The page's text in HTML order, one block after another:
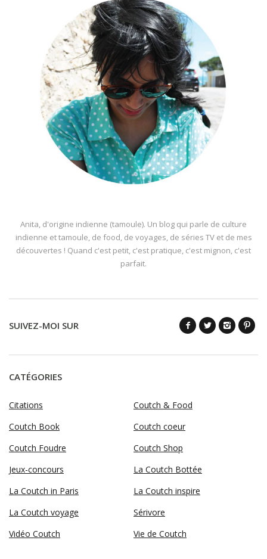
Anita, d'origine indienne (tamoule). Un blog qui parle de culture
indienne et tamoule, de food, de voyages, de séries TV et de mes
découvertes ! Quand c'est petit, c'est pratique, c'est mignon, c'est
parfait.
SUIVEZ-MOI SUR
CATÉGORIES
Citations
Coutch & Food
Coutch Book
Coutch coeur
Coutch Foudre
Coutch Shop
Jeux-concours
La Coutch Bottée
La Coutch in Paris
La Coutch inspire
La Coutch voyage
Sérivore
Vidéo Coutch
Vie de Coutch